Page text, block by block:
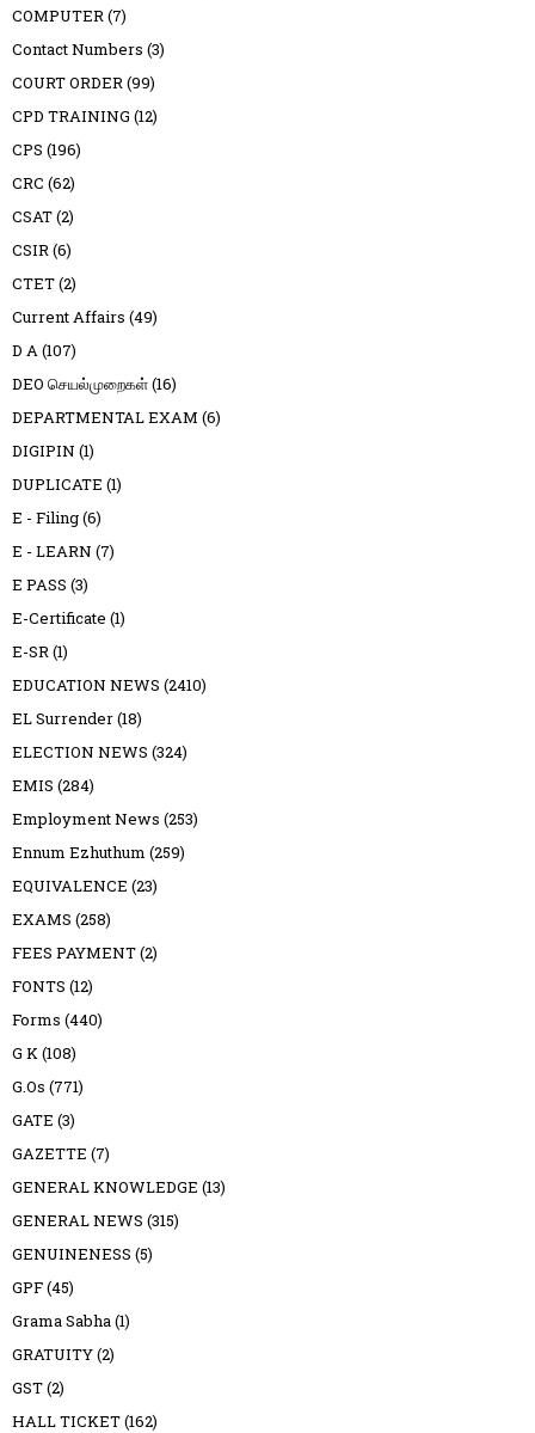
COMPUTER(7)
Contact Numbers (3)
COURT ORDER(99)
CPD TRAINING (12)
CPS (196)
CRC (62)
CSAT(2)
CSIR(6)
CTET(2)
Current Affairs (49)
D A(107)
DEO செயல்முறைகள்(16)
DEPARTMENTAL EXAM (6)
DIGIPIN (1)
DUPLICATE (1)
E - Filing(6)
E - LEARN (7)
E PASS (3)
E-Certificate (1)
E-SR(1)
EDUCATION NEWS (2410)
EL Surrender(18)
ELECTION NEWS (324)
EMIS (284)
Employment News (253)
Ennum Ezhuthum (259)
EQUIVALENCE (23)
EXAMS (258)
FEES PAYMENT(2)
FONTS (12)
Forms (440)
G K(108)
G.Os (771)
GATE (3)
GAZETTE (7)
GENERAL KNOWLEDGE (13)
GENERAL NEWS (315)
GENUINENESS (5)
GPF(45)
Grama Sabha(1)
GRATUITY(2)
GST(2)
HALL TICKET(162)